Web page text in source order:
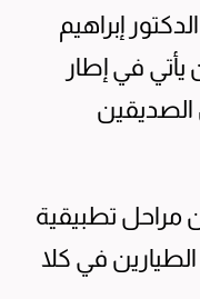
إبراهيم
يأتي في إطار
الصديقين
مراحل تطبيقية
في كلا